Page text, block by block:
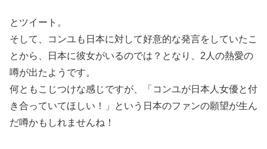
とツイート。
そして、コンユも日本に対して好意的な発言をしていたこ
とから、日本に彼女がいるのでは？となり、2人の熱愛の
噂が出たようです。
何ともこじつけな感じですが、「コンユが日本人女優と付
き合っていてほしい！」という日本のファンの願望が生ん
だ噂かもしれませんね！